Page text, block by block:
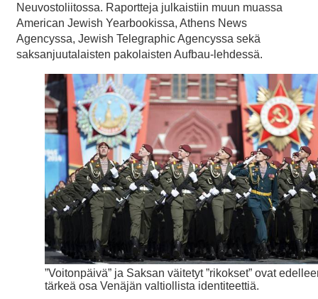
Neuvostoliitossa. Raportteja julkaistiin muun muassa
American Jewish Yearbookissa, Athens News
Agencyssa, Jewish Telegraphic Agencyssa sekä
saksanjuutalaisten pakolaisten Aufbau-lehdessä.
”Voitonpäivä” ja Saksan väitetyt ”rikokset” ovat
tärkeä osa Venäjän valtiollista identiteettiä.